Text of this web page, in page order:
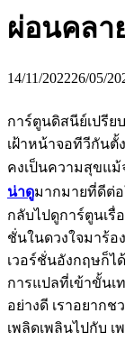
ผ่อนคลา
14/11/202226/05/
การ์ตูนดิสนีย์เปรี
เฝ้าหน้าจอทีวีกันตั้
คงเป็นความสุขแม้
น่าดูมากมายที่ดีต่
กลับไปดูการ์ตูนเรื่
ชั่นในดวงใจมาร้อ
เวอร์ชั่นอังกฤษก็ไ
การแปลที่เข้าขั้นเ
อย่างดี เราอยากช
เพลิดเพลินไปกับ เ